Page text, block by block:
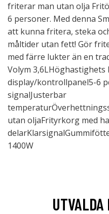
friterar man utan olja
6 personer. Med denna
att kunna fritera, steka
måltider utan fett! Gör
med färre lukter än en
Volym
display/kontrollpanel5-6
signalJusterbar
utan oljaFrityrkorg med
1400W
UTVALDA